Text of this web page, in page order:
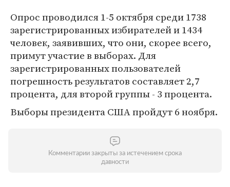
Опрос проводился 1-5 октября среди 1738
зарегистрированных избирателей и 1434
человек, заявивших, что они, скорее всего,
примут участие в выборах. Для
зарегистрированных пользователей
погрешность результатов составляет 2,7
процента, для второй группы - 3 процента.
Выборы президента США пройдут 6 ноября.
Комментарии закрыты за истечением срока
давности